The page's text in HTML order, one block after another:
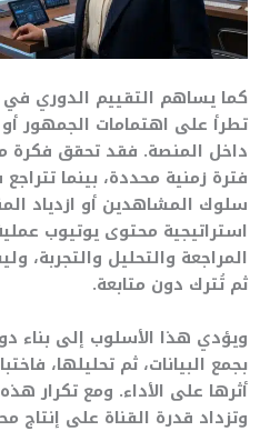
كما يساهم التقييم الدوري
تطرأ على اهتمامات الجمهور
داخل المنصة. فقد تحقق فكرة
فترة زمنية محددة، بينما تتراجع
سلوك المشاهدين أو ازدياد
استراتيجية محتوى يوتيوب
المراجعة والتحليل
ثم تُترك دون متابعة.
ويؤدي هذا الأسلوب إلى بناء
بجمع البيانات، ثم تحليلها،
أثرها على الأداء. ومع تكرار
وتزداد قدرة القناة على إنتاج